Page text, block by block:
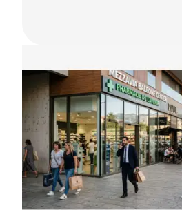
Idéal pour : Commerce
artisanale ou professionnelle